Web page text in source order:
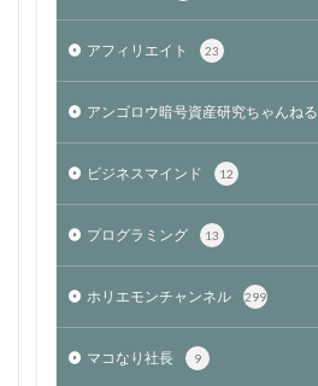
アフィリエイト 23
アンゴロウ暗号資産研究ちゃんねる
ビジネスマインド 12
プログラミング 13
ホリエモンチャンネル 299
マコなり社長 9